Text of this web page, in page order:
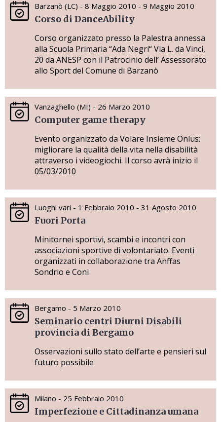
Barzanò (LC) - 8 Maggio 2010 - 9 Maggio 2010
Corso di DanceAbility
Corso organizzato presso la Palestra annessa
alla Scuola Primaria “Ada Negri“ Via L. da Vinci,
20 da ANESP con il Patrocinio dell’ Assessorato
allo Sport del Comune di Barzanò
Vanzaghello (MI) - 26 Marzo 2010
Computer game therapy
Evento organizzato da Volare Insieme Onlus:
migliorare la qualità della vita nella disabilità
attraverso i videogiochi. Il corso avrà inizio il
05/03/2010
Luoghi vari - 1 Febbraio 2010 - 31 Agosto 2010
Fuori Porta
Minitornei sportivi, scambi e incontri con
associazioni sportive di volontariato. Eventi
organizzati in collaborazione tra Anffas
Sondrio e Coni
Bergamo - 5 Marzo 2010
Seminario centri Diurni Disabili
provincia di Bergamo
Osservazioni sullo stato dell’arte e pensieri sul
futuro possibile
Milano - 25 Febbraio 2010
Imperfezione e Cittadinanza umana